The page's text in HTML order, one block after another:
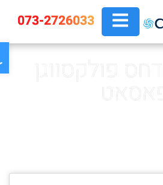
073-2726033